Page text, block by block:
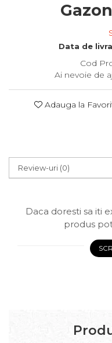
Data de
Cod
Ai nevoie de
Adauga la
Review-uri (0)
Daca doresti sa iti
produs